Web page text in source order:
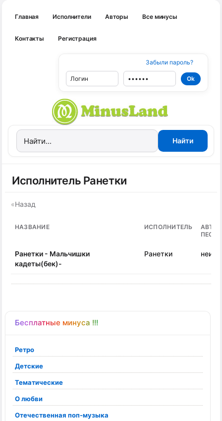
Главная Исполнители Авторы Все минусы
Контакты Регистрация
Забыли пароль?
Бесплатные минуса !!!
Ретро
Детские
Тематические
О любви
Отечественная поп-музыка
Исполнитель Ранетки
«Назад
НАЗВАНИЕ ИСПОЛНИТЕЛЬ
АВТОР
Ранетки - Мальчишки
кадеты(бек)-
Ранетки